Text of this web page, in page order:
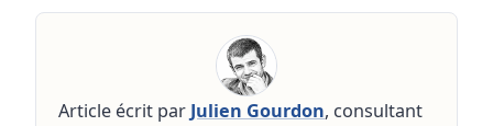
Article écrit parJulien Gourdon, consultant
aujourd'hui ?